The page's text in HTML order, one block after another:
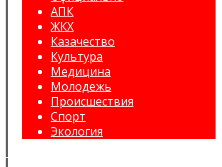
АПК
ЖКХ
Казачество
Культура
Медицина
Молодежь
Происшествия
Спорт
Экология